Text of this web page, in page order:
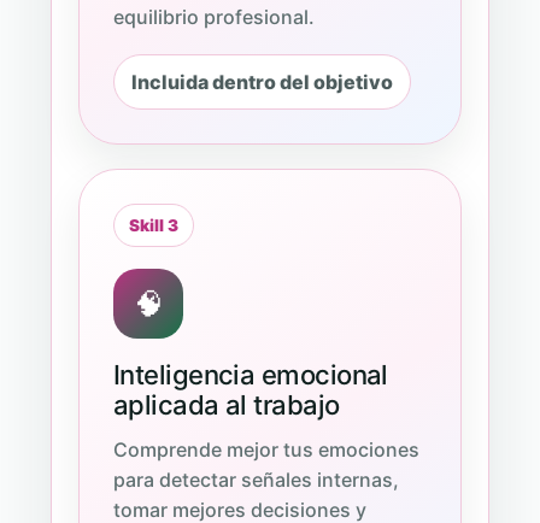
equilibrio profesional.
Incluida dentro del objetivo
Skill 3
🧠
Inteligencia emocional
aplicada al trabajo
Comprende mejor tus emociones
para detectar señales internas,
tomar mejores decisiones y